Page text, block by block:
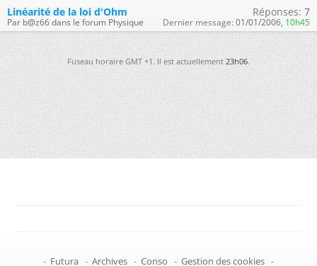
Linéarité de la loi d'Ohm
Par b@z66 dans le forum Physique
Réponses: 7
Dernier message: 01/01/2006, 10h45
Fuseau horaire GMT +1. Il est actuellement23h06.
- Futura - Archives - Conso - Gestion des cookies -